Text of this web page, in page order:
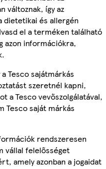
változnak, így az
dietetikai és allergén
el a terméken található
azon információkra,
Tesco sajátmárkás
szeretnél kapni,
a Tesco vevőszolgálatával,
Tesco saját márkás
rendszeresen
vállal felelősséget
amely azonban a jogaidat